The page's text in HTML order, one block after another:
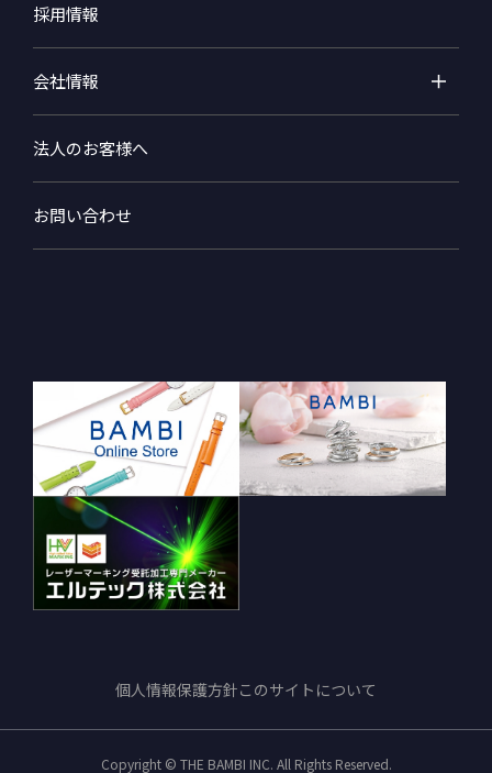
採用情報
会社情報
法人のお客様へ
お問い合わせ
個人情報保護方針このサイトについて
Copyright © THE BAMBI INC. All Rights Reserved.